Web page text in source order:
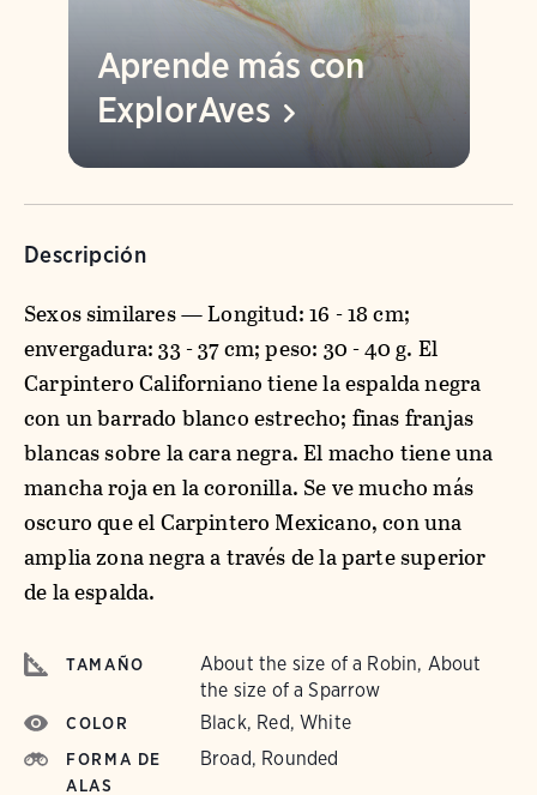
Aprende más con
ExplorAves
Descripción
Sexos similares — Longitud: 16 - 18 cm;
envergadura: 33 - 37 cm; peso: 30 - 40 g. El
Carpintero Californiano tiene la espalda negra
con un barrado blanco estrecho; finas franjas
blancas sobre la cara negra. El macho tiene una
mancha roja en la coronilla. Se ve mucho más
oscuro que el Carpintero Mexicano, con una
amplia zona negra a través de la parte superior
de la espalda.
TAMAÑO
About the size of a Robin, About
the size of a Sparrow
COLOR Black, Red, White
FORMA DE
ALAS
Broad, Rounded